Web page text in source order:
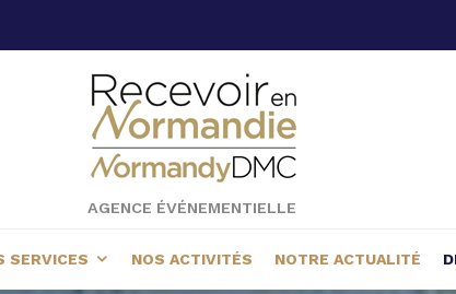
AGENCE ÉVÉNEMENTIELLE
SERVICES NOS ACTIVITÉS NOTRE ACTUALITÉ